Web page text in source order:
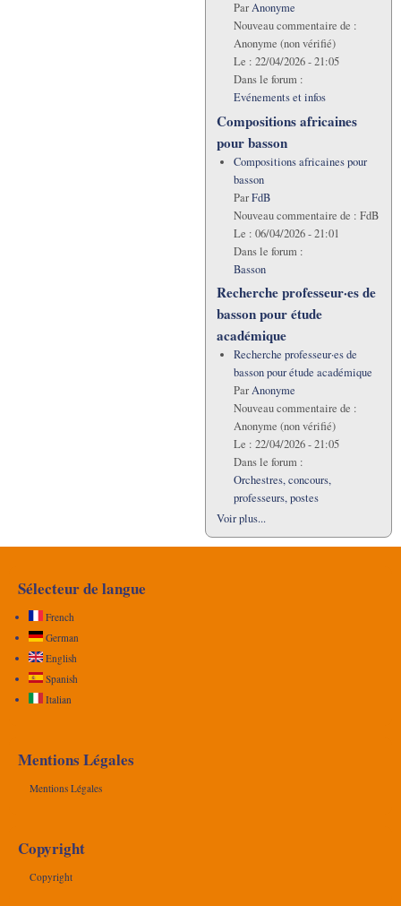
ParAnonyme
Nouveau commentaire de :
Anonyme (non vérifié)
Le : 22/04/2026 - 21:05
Dans le forum :
Evénements et infos
Compositions africaines
pour basson
Compositions africaines pour
basson
ParFdB
Nouveau commentaire de : FdB
Le : 06/04/2026 - 21:01
Dans le forum :
Basson
Recherche professeur·es de
basson pour étude
académique
Recherche professeur·es de
basson pour étude académique
ParAnonyme
Nouveau commentaire de :
Anonyme (non vérifié)
Le : 22/04/2026 - 21:05
Dans le forum :
Orchestres, concours,
professeurs, postes
Voir plus...
Sélecteur de langue
French
German
English
Spanish
Italian
Mentions Légales
Mentions Légales
Copyright
Copyright